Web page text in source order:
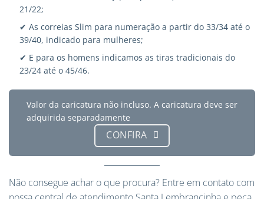
21/22;
✔ As correias Slim para numeração a partir do 33/34 até o
39/40, indicado para mulheres;
✔ E para os homens indicamos as tiras tradicionais do
23/24 até o 45/46.
Valor da caricatura não incluso. A caricatura deve ser
adquirida separadamente
CONFIRA
Não consegue achar o que procura? Entre em contato com